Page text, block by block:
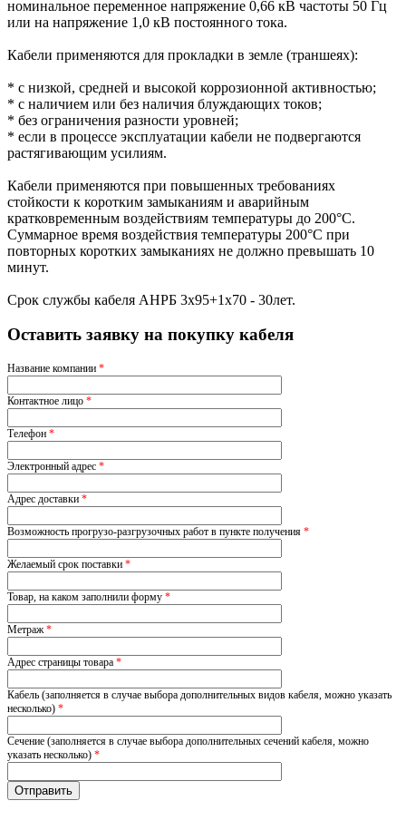
номинальное переменное напряжение 0,66 кВ частоты 50 Гц
или на напряжение 1,0 кВ постоянного тока.
Кабели применяются для прокладки в земле (траншеях):
* с низкой, средней и высокой коррозионной активностью;
* с наличием или без наличия блуждающих токов;
* без ограничения разности уровней;
* если в процессе эксплуатации кабели не подвергаются
растягивающим усилиям.
Кабели применяются при повышенных требованиях
стойкости к коротким замыканиям и аварийным
кратковременным воздействиям температуры до 200°С.
Суммарное время воздействия температуры 200°С при
повторных коротких замыканиях не должно превышать 10
минут.
Срок службы кабеля АНРБ 3х95+1х70 - 30лет.
Оставить заявку на покупку кабеля
Название компании *
Контактное лицо *
Телефон *
Электронный адрес *
Адрес доставки *
Возможность прогрузо-разгрузочных работ в пункте получения *
Желаемый срок поставки *
Товар, на каком заполнили форму *
Метраж*
Адрес страницы товара *
Кабель (заполняется в случае выбора дополнительных видов кабеля, можно указать
несколько) *
Сечение (заполняется в случае выбора дополнительных сечений кабеля, можно
указать несколько) *